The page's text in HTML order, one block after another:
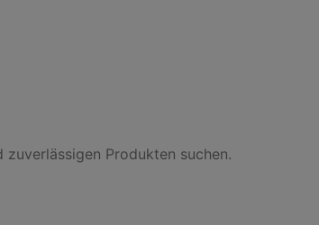
Produkten suchen.